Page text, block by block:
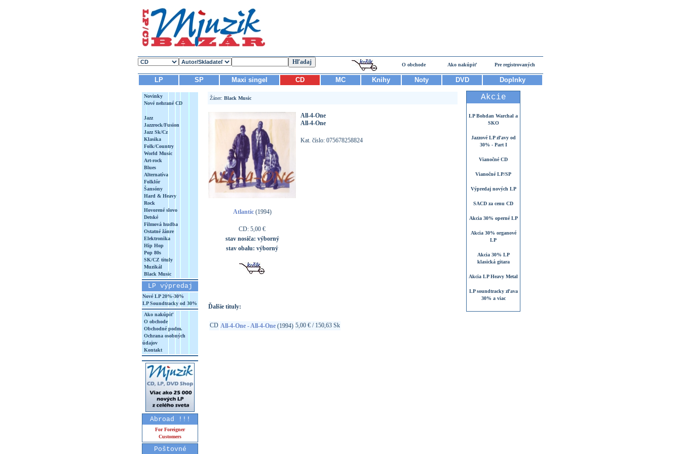
O obchode Ako nakúpiť Pre registrovaných
LP SP Maxi singel CD MC Knihy Noty DVD Doplnky
Novinky
Nové nehrané CD
Jazz
Jazzrock/Fusion
Jazz Sk/Cz
Klasika
Folk/Country
World Music
Art-rock
Blues
Alternatíva
Folklór
Šansóny
Hard & Heavy
Rock
Hovorené slovo
Detské
Filmová hudba
Ostatné žánre
Elektronika
Hip Hop
Pop 80s
SK/CZ tituly
Muzikál
Black Music
LP výpredaj
Nové LP 20%-30%
LP Soundtracky od 30%
Ako nakúpiť
O obchode
Obchodné podm.
Ochrana osobných
údajov
Kontakt
Abroad !!!
For Foreigner
Customers
Poštovné
Žáner: Black Music
Atlantic(1994)
CD: 5,00 €
stav nosiča: výborný
stav obalu: výborný
All-4-One
All-4-One
Kat. číslo: 075678258824
Ďalšie tituly:
CD All-4-One - All-4-One(1994) 5,00 € / 150,63 Sk
Akcie
LP Bohdan Warchal a
SKO
Jazzové LP zľavy od
30% - Part I
Vianočné CD
Vianočné LP/SP
Výpredaj nových LP
SACD za cenu CD
Akcia 30% operné LP
Akcia 30% organové
LP
Akcia 30% LP
klasická gitara
Akcia LP Heavy Metal
LP soundtracky zľava
30% a viac